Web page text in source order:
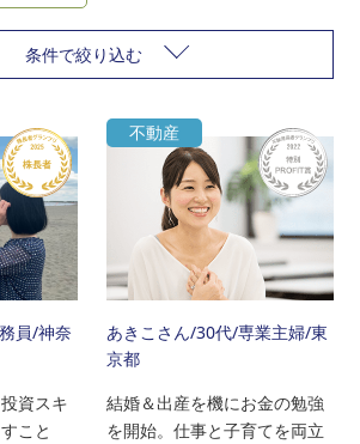
条件で絞り込む
員/神奈
資スキ
こと
不動産
あきこさん/30代/専業主婦/東
京都
結婚＆出産を機にお金の勉強
を開始。仕事と子育てを両立